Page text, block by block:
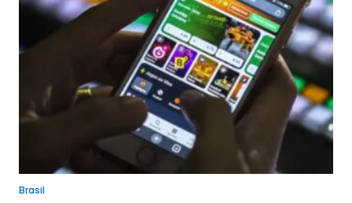
Brasil